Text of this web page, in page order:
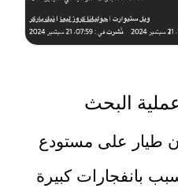
البحث
طيار على مستودع
منطقة كراسنودار 21 سبتمبر 2024 ما تسبب بانفجارات كبيرة